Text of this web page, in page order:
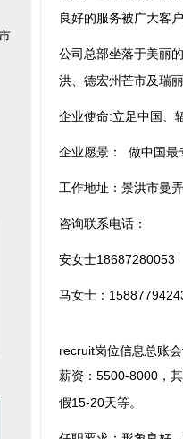
良好的服务被广大客户
公司总部坐落于美丽
洪、德宏州芒市及瑞
企业使命:立足中国、
企业愿景： 做中国最
工作地址：景洪市曼
咨询联系电话：
安女士18687280053
马女士：
recruit岗位信息总账
薪资：5500-8000，
假15-20天等。